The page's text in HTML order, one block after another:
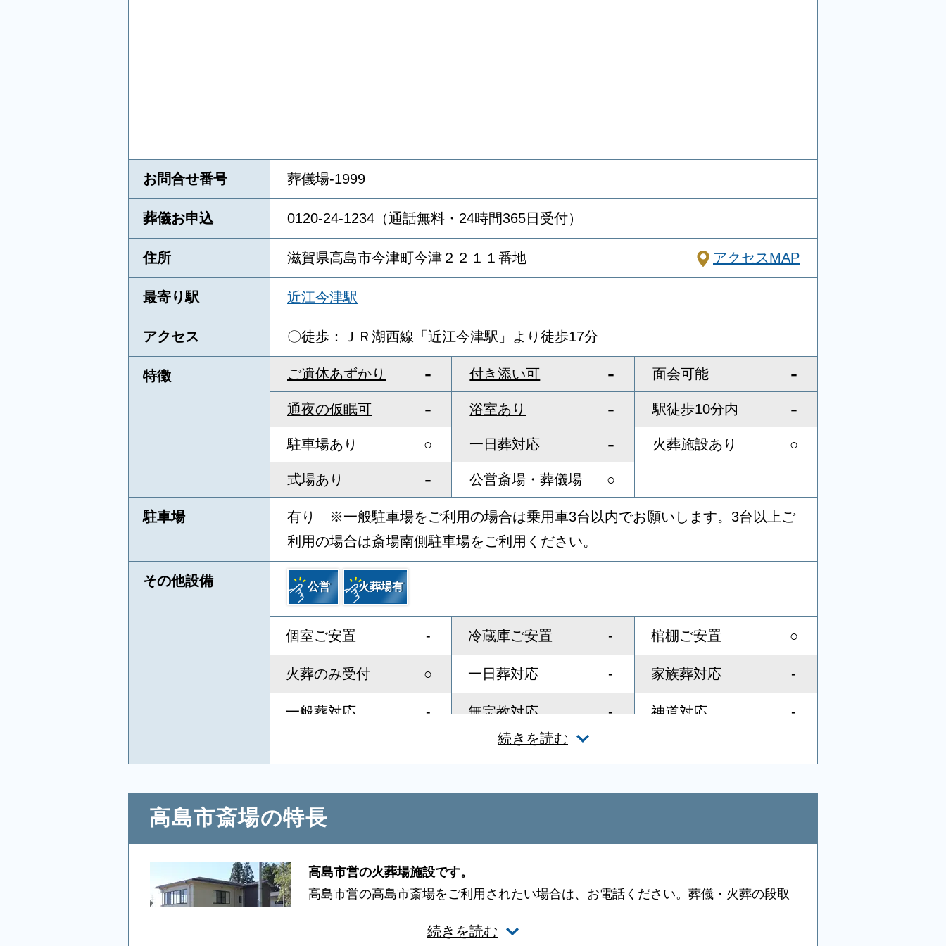
お問合せ番号 葬儀場-1999
葬儀お申込 0120-24-1234（通話無料・24時間365日受付）
住所 滋賀県高島市今津町今津２２１１番地 アクセスMAP
最寄り駅 近江今津駅
アクセス 〇徒歩：ＪＲ湖西線「近江今津駅」より徒歩17分
特徴 ご遺体あずかり - 付き添い可 - 面会可能 -
通夜の仮眠可 - 浴室あり - 駅徒歩10分内 -
駐車場あり ○ 一日葬対応 - 火葬施設あり ○
式場あり - 公営斎場・葬儀場 ○
駐車場
有り ※一般駐車場をご利用の場合は乗用車3台以内でお願いします。3台以上ご
利用の場合は斎場南側駐車場をご利用ください。
その他設備 公営 火葬場有
続きを読む
個室ご安置 - 冷蔵庫ご安置 - 棺棚ご安置 ○
火葬のみ受付 ○ 一日葬対応 - 家族葬対応 -
一般葬対応 - 無宗教対応 - 神道対応 -
友人葬対応
相談スペース
参列者控室 ○
貸布団 - アメニティセット - 冷蔵庫
- 多目的トイレ
高島市斎場の特長
続きを読む
高島市営の火葬場施設です。
高島市営の高島市斎場をご利用されたい場合は、お電話ください。葬儀・火葬の段取
ださい。迅速に手配いたします。